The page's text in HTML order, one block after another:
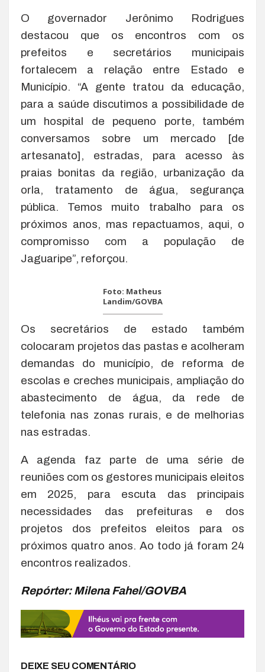
O governador Jerônimo Rodrigues
destacou que os encontros com os
prefeitos e secretários municipais
fortalecem a relação entre Estado e
Município. “A gente tratou da educação,
para a saúde discutimos a possibilidade de
um hospital de pequeno porte, também
conversamos sobre um mercado [de
artesanato], estradas, para acesso às
praias bonitas da região, urbanização da
orla, tratamento de água, segurança
pública. Temos muito trabalho para os
próximos anos, mas repactuamos, aqui, o
compromisso com a população de
Jaguaripe”, reforçou.
Foto: Matheus
Landim/GOVBA
Os secretários de estado também
colocaram projetos das pastas e acolheram
demandas do município, de reforma de
escolas e creches municipais, ampliação do
abastecimento de água, da rede de
telefonia nas zonas rurais, e de melhorias
nas estradas.
A agenda faz parte de uma série de
reuniões com os gestores municipais eleitos
em 2025, para escuta das principais
necessidades das prefeituras e dos
projetos dos prefeitos eleitos para os
próximos quatro anos. Ao todo já foram 24
encontros realizados.
Repórter: Milena Fahel/GOVBA
DEIXE SEU COMENTÁRIO